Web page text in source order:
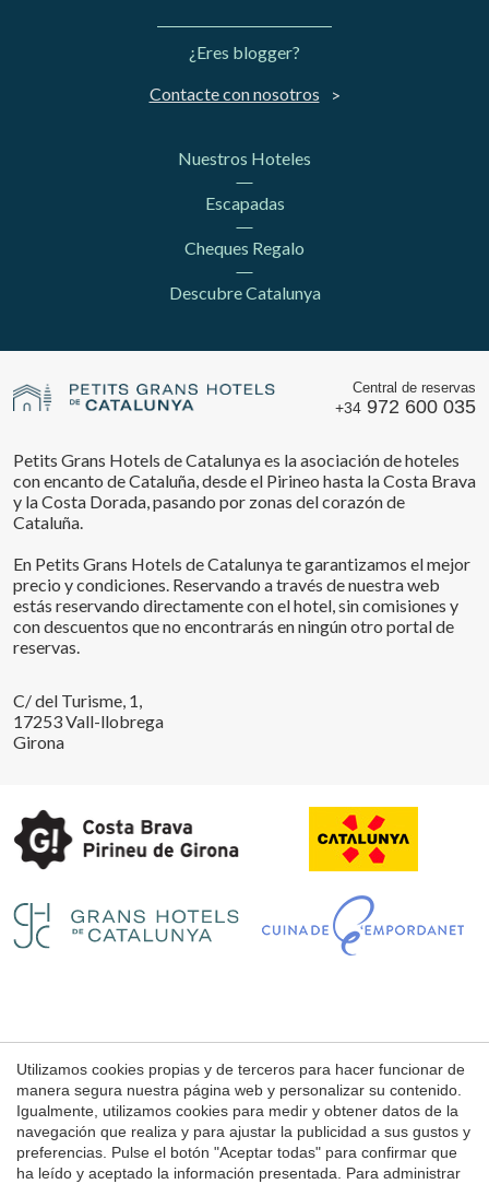
¿Eres blogger?
Contacte con nosotros
Nuestros Hoteles
Escapadas
Cheques Regalo
Descubre Catalunya
Central de reservas
+34 972 600 035
Petits Grans Hotels de Catalunya es la asociación de hoteles
con encanto de Cataluña, desde el Pirineo hasta la Costa Brava
y la Costa Dorada, pasando por zonas del corazón de
Cataluña.
En Petits Grans Hotels de Catalunya te garantizamos el mejor
precio y condiciones. Reservando a través de nuestra web
estás reservando directamente con el hotel, sin comisiones y
con descuentos que no encontrarás en ningún otro portal de
reservas.
C/ del Turisme, 1,
17253 Vall-llobrega
Girona
Aviso Legal
Condiciones de uso de la web
Política de Cookies
Utilizamos cookies propias y de terceros para hacer funcionar de
manera segura nuestra página web y personalizar su contenido.
Igualmente, utilizamos cookies para medir y obtener datos de la
navegación que realiza y para ajustar la publicidad a sus gustos y
preferencias. Pulse el botón "Aceptar todas" para confirmar que
ha leído y aceptado la información presentada. Para administrar
Guardar configuración Aceptar todas